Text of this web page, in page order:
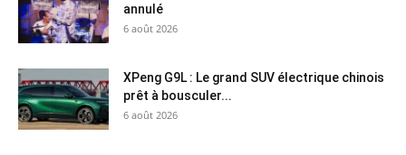
annulé
6 août 2026
XPeng G9L : Le grand SUV électrique chinois
prêt à bousculer...
6 août 2026